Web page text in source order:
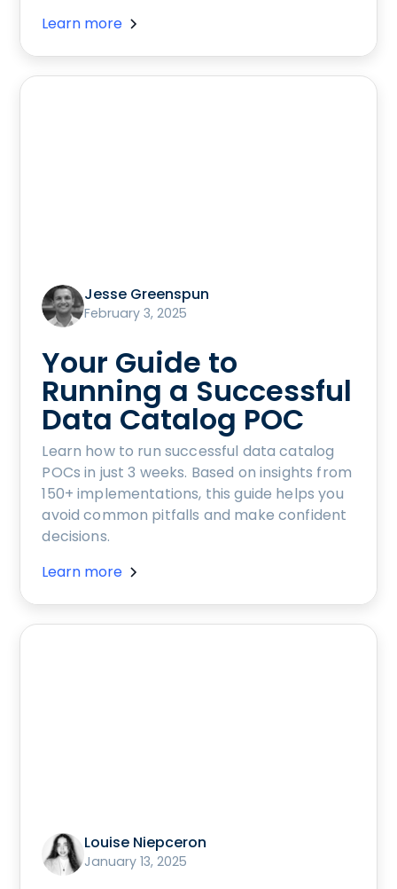
Learn more
Jesse Greenspun
February 3, 2025
Your Guide to
Running a Successful
Data Catalog POC
Learn how to run successful data catalog
POCs in just 3 weeks. Based on insights from
150+ implementations, this guide helps you
avoid common pitfalls and make confident
decisions.
Learn more
Louise Niepceron
January 13, 2025